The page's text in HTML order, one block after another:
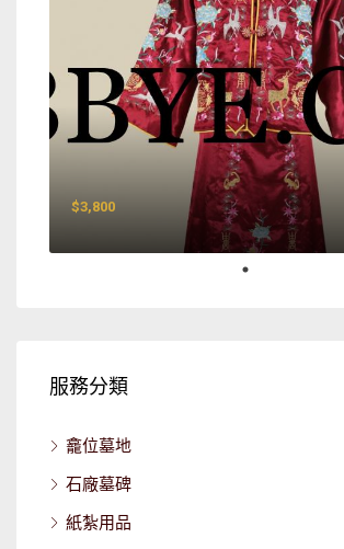
$3,800
服務分類
龕位墓地
石廠墓碑
紙紮用品